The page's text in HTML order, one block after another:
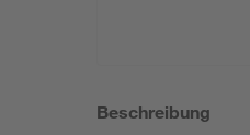
Beschreibung